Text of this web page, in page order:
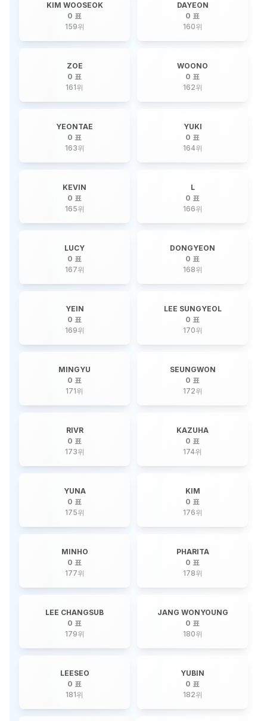
KIM WOOSEOK
0 표
159위
DAYEON
0 표
160위
ZOE
0 표
161위
WOONO
0 표
162위
YEONTAE
0 표
163위
YUKI
0 표
164위
KEVIN
0 표
165위
L
0 표
166위
LUCY
0 표
167위
DONGYEON
0 표
168위
YEIN
0 표
169위
LEE SUNGYEOL
0 표
170위
MINGYU
0 표
171위
SEUNGWON
0 표
172위
RIVR
0 표
173위
KAZUHA
0 표
174위
YUNA
0 표
175위
KIM
0 표
176위
MINHO
0 표
177위
PHARITA
0 표
178위
LEE CHANGSUB
0 표
179위
JANG WONYOUNG
0 표
180위
LEESEO
0 표
181위
YUBIN
0 표
182위